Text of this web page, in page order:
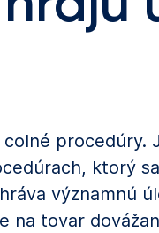
procedúry.
ktorý
významnú
tovar